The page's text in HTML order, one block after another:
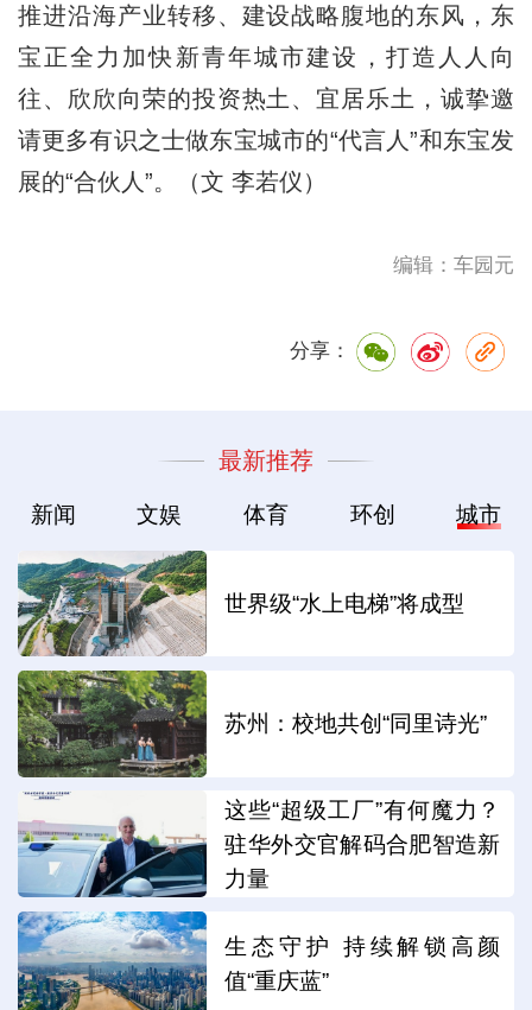
推进沿海产业转移、建设战略腹地的东风，东
宝正全力加快新青年城市建设，打造人人向
往、欣欣向荣的投资热土、宜居乐土，诚挚邀
请更多有识之士做东宝城市的“代言人”和东宝发
展的“合伙人”。（文 李若仪）
编辑：车园元
分享：
最新推荐
新闻 文娱 体育 环创 城市
世界级“水上电梯”将成型
苏州：校地共创“同里诗光”
这些“超级工厂”有何魔力？
驻华外交官解码合肥智造新
力量
生态守护 持续解锁高颜
值“重庆蓝”